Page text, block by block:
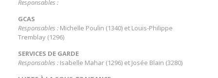
Responsables :
GCAS
Responsables : Michelle Poulin (1340) et Louis-Philippe
Tremblay (1296)
SERVICES DE GARDE
Responsables :Isabelle Mahar (1296) et Josée Blain (3280)